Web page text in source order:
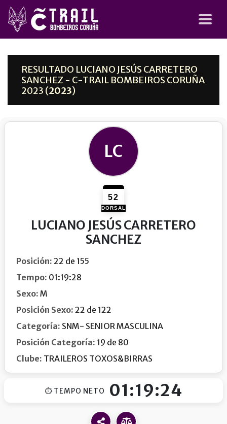
RESULTADO LUCIANO JESÚS CARRETERO
SANCHEZ - C-TRAIL BOMBEIROS CORUÑA
2023 (2023)
LC
52
DORSAL
LUCIANO JESÚS CARRETERO
SANCHEZ
Posición: 22 de 155
Tempo: 01:19:28
Sexo: M
Posición Sexo: 22 de 122
Categoría: SNM- SENIOR MASCULINA
Posición Categoría: 19 de 80
Clube: TRAILEROS TOXOS&BIRRAS
⏱ TEMPO NETO 01:19:24